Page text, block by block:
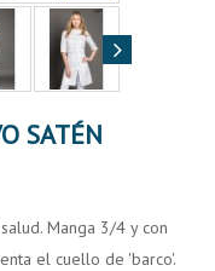
SATÉN
Manga 3/4 y con
el cuello de 'barco'.